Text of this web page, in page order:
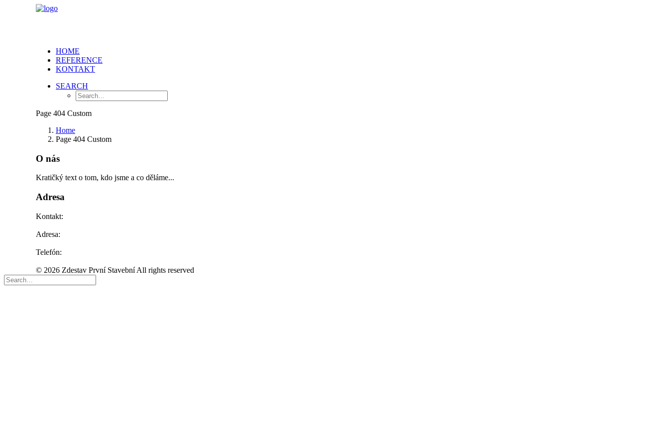
HOME
REFERENCE
KONTAKT
SEARCH
Page 404 Custom
Home
Page 404 Custom
O nás
Kratičký text o tom, kdo jsme a co děláme...
Adresa
Kontakt:
Adresa:
Telefón:
© 2026 Zdestav První Stavební All rights reserved